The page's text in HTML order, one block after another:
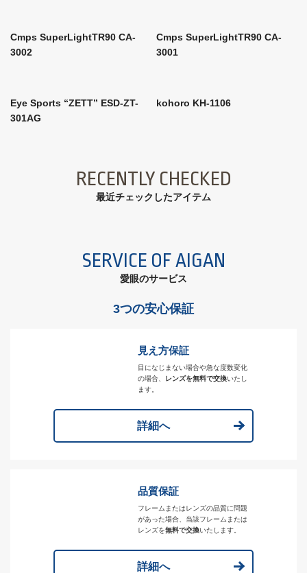
Cmps SuperLightTR90 CA-
3002
Cmps SuperLightTR90 CA-
3001
Eye Sports “ZETT” ESD-ZT-
301AG
kohoro KH-1106
RECENTLY CHECKED
最近チェックしたアイテム
SERVICE OF AIGAN
愛眼のサービス
3つの安心保証
見え方保証
目になじまない場合や急な度数変化
の場合、
レンズを無料で交換いたし
ます。
詳細へ
品質保証
フレームまたはレンズの品質に問題
があった場合、当該フレームまたは
レンズを無料で交換いたします。
詳細へ